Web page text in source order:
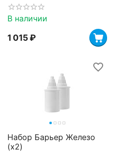
В наличии
1 015 ₽
Набор Барьер Железо
(х2)